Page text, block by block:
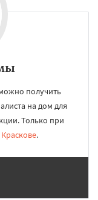
получить
на дом для
Только при
.